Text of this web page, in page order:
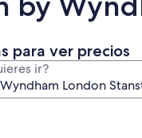
para ver precios
ir?